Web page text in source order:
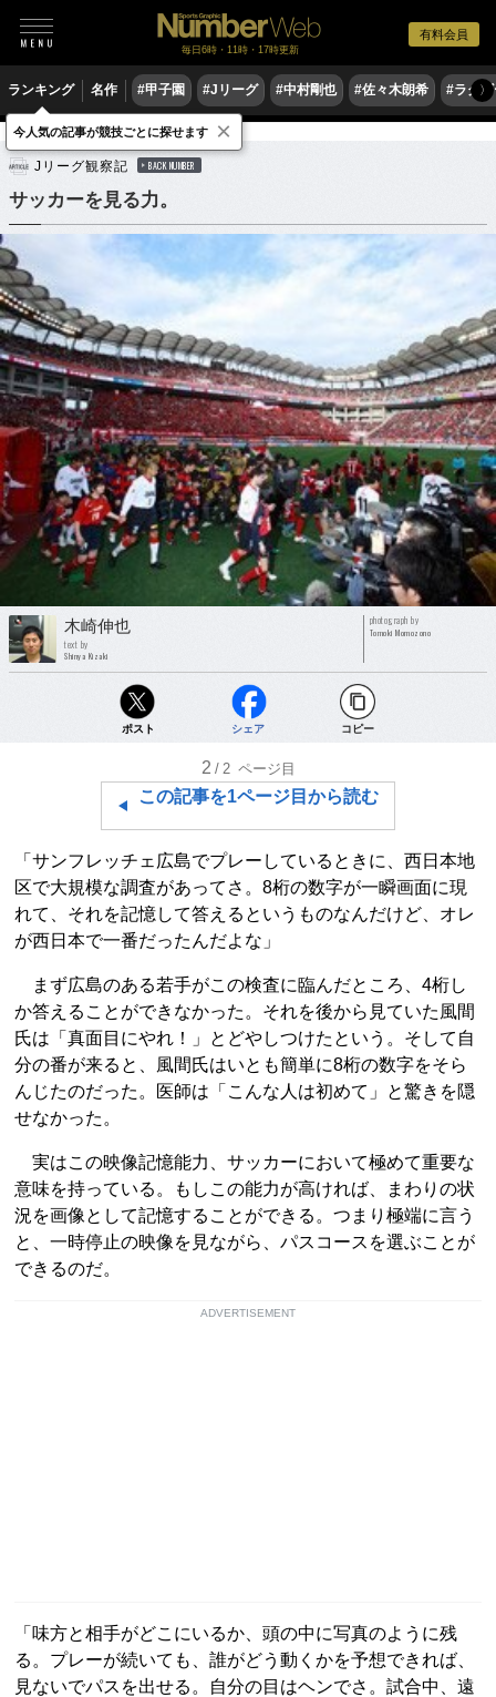
有料会員
毎日6時・11時・17時更新
ランキング 名作 #甲子園 #Jリーグ #中村剛也 #佐々木朗希 #ラグ〉
サッカー Jリーグ
Jリーグ観察記 BACK NUMBER
サッカーを見る力。
木崎伸也
text by
Shinya Kizaki
photograph by
Tomoki Momozono
ポスト シェア コピー
2 /2 ページ目
この記事を1ページ目から読む
「サンフレッチェ広島でプレーしているときに、西日本地
区で大規模な調査があってさ。8桁の数字が一瞬画面に現
れて、それを記憶して答えるというものなんだけど、オレ
が西日本で一番だったんだよな」
まず広島のある若手がこの検査に臨んだところ、4桁し
か答えることができなかった。それを後から見ていた風間
氏は「真面目にやれ！」とどやしつけたという。そして自
分の番が来ると、風間氏はいとも簡単に8桁の数字をそら
んじたのだった。医師は「こんな人は初めて」と驚きを隠
せなかった。
実はこの映像記憶能力、サッカーにおいて極めて重要な
意味を持っている。もしこの能力が高ければ、まわりの状
況を画像として記憶することができる。つまり極端に言う
と、一時停止の映像を見ながら、パスコースを選ぶことが
できるのだ。
ADVERTISEMENT
「味方と相手がどこにいるか、頭の中に写真のように残
る。プレーが続いても、誰がどう動くかを予想できれば、
見ないでパスを出せる。自分の目はヘンでさ。試合中、遠
今人気の記事が競技ごとに探せます ×